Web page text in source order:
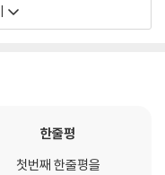
한줄평
첫번째 한줄평을